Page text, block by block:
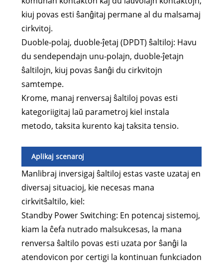
kiuj povas esti ŝanĝitaj permane al du malsamaj
cirkvitoj.
Duoble-polaj, duoble-ĵetaj (DPDT) ŝaltiloj: Havu
du sendependajn unu-polajn, duoble-ĵetajn
ŝaltilojn, kiuj povas ŝanĝi du cirkvitojn
samtempe.
Krome, manaj renversaj ŝaltiloj povas esti
kategoriigitaj laŭ parametroj kiel instala
metodo, taksita kurento kaj taksita tensio.
Aplikaj scenaroj
Manlibraj inversigaj ŝaltiloj estas vaste uzataj en
diversaj situacioj, kie necesas mana
cirkvitŝaltilo, kiel:
Standby Power Switching: En potencaj sistemoj,
kiam la ĉefa nutrado malsukcesas, la mana
renversa ŝaltilo povas esti uzata por ŝanĝi la
atendovicon por certigi la kontinuan funkciadon